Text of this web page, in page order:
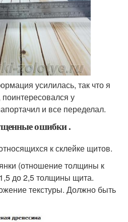
усилилась, так что я
у
и все переделал.
ошибки .
к склейке щитов.
(отношение толщины к
до 2,5 толщины щита.
текстуры. Должно быть